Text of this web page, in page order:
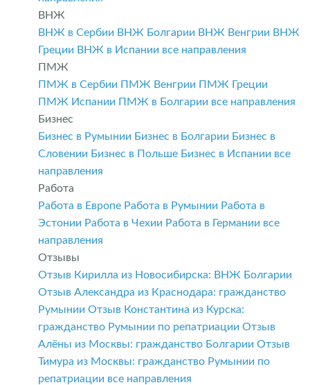
ВНЖ
ВНЖ в Сербии ВНЖ Болгарии ВНЖ Венгрии ВНЖ
Греции ВНЖ в Испании все направления
ПМЖ
ПМЖ в Сербии ПМЖ Венгрии ПМЖ Греции
ПМЖ Испании ПМЖ в Болгарии все направления
Бизнес
Бизнес в Румынии Бизнес в Болгарии Бизнес в
Словении Бизнес в Польше Бизнес в Испании все
направления
Работа
Работа в Европе Работа в Румынии Работа в
Эстонии Работа в Чехии Работа в Германии все
направления
Отзывы
Отзыв Кирилла из Новосибирска: ВНЖ Болгарии
Отзыв Александра из Краснодара: гражданство
Румынии Отзыв Константина из Курска:
гражданство Румынии по репатриации Отзыв
Алёны из Москвы: гражданство Болгарии Отзыв
Тимура из Москвы: гражданство Румынии по
репатриации все направления